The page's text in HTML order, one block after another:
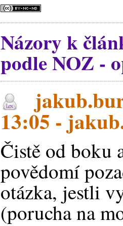
Názory k
podle NOZ -
13:05 -
Čistě od boku
povědomí
otázka, jestli
(porucha na